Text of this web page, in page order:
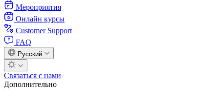
Мероприятия
Онлайн курсы
Customer Support
FAQ
Русский
Связаться с нами
Дополнительно